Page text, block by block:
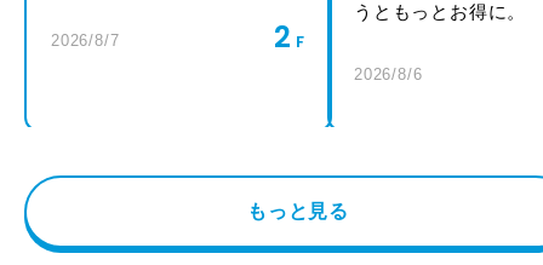
2026/8/7 2
うともっとお得に。
2026/8/6
もっと見る